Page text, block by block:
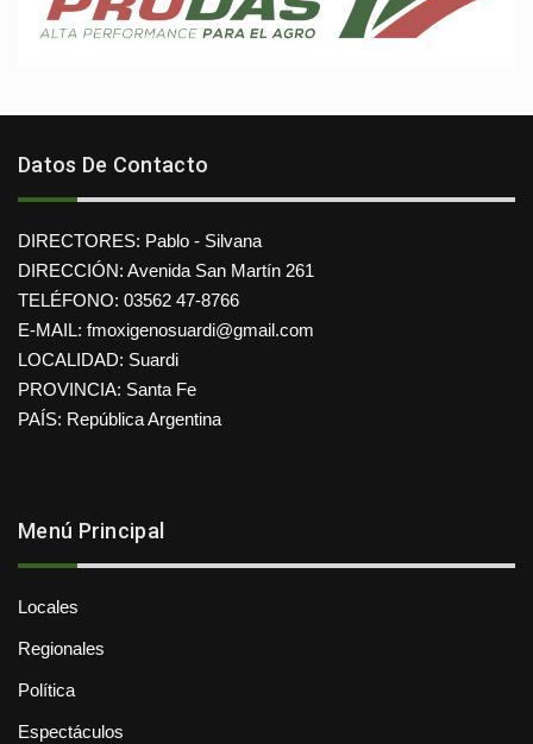
Datos De Contacto
DIRECTORES: Pablo - Silvana
DIRECCIÓN: Avenida San Martín 261
TELÉFONO: 03562 47-8766
E-MAIL: fmoxigenosuardi@gmail.com
LOCALIDAD: Suardi
PROVINCIA: Santa Fe
PAÍS: República Argentina
Menú Principal
Locales
Regionales
Política
Espectáculos